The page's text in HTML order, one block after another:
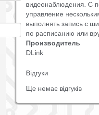
видеонаблюдения. С
управление
выполнять запись с
по расписанию или
Производитель
DLink
Відгуки
Ще немає відгуків